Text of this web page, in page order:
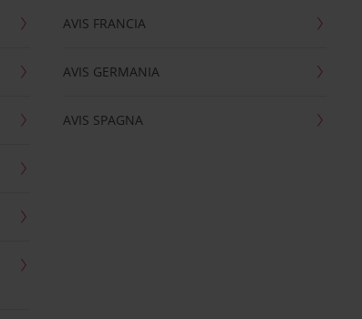
AVIS FRANCIA
AVIS GERMANIA
AVIS SPAGNA